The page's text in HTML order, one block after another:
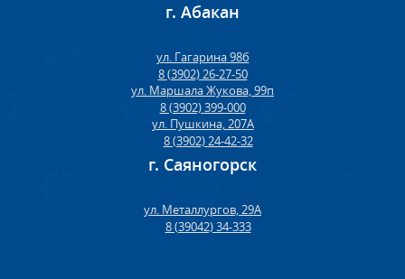
г. Абакан
ул. Гагарина 98б
8 (3902) 26-27-50
ул. Маршала Жукова, 99п
8 (3902) 399-000
ул. Пушкина, 207А
8 (3902) 24-42-32
г. Саяногорск
ул. Металлургов, 29А
8 (39042) 34-333